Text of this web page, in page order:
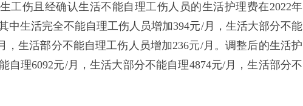
工伤且经确认生活不能自理工伤人员的生活护理费在2022年
中生活完全不能自理工伤人员增加394元/月，生活大部分不能
，生活部分不能自理工伤人员增加236元/月。调整后的生活护
自理6092元/月，生活大部分不能自理4874元/月，生活部分不